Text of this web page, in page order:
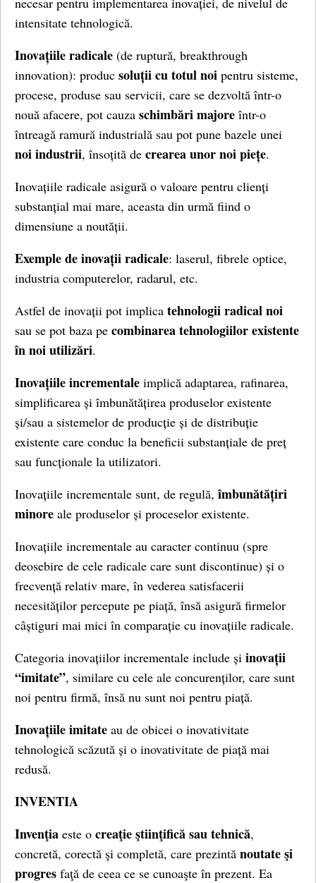
intensitate tehnologică.
Inovațiile radicale (de ruptură, breakthrough
innovation): produc soluții cu totul noi pentru sisteme,
procese, produse sau servicii, care se dezvoltă într-o
nouă afacere, pot cauza schimbări majore într-o
întreagă ramură industrială sau pot pune bazele unei
noi industrii, însoțită de crearea unor noi piețe.
Inovațiile radicale asigură o valoare pentru clienți
substanțial mai mare, aceasta din urmă fiind o
dimensiune a noutății.
Exemple de inovații radicale: laserul, fibrele optice,
industria computerelor, radarul, etc.
Astfel de inovații pot implica tehnologii radical noi
sau se pot baza pe combinarea tehnologiilor existente
în noi utilizări.
Inovațiile incrementale implică adaptarea, rafinarea,
simplificarea și îmbunătățirea produselor existente
și/sau a sistemelor de producție și de distribuție
existente care conduc la beneficii substanțiale de preț
sau funcționale la utilizatori.
Inovațiile incrementale sunt, de regulă,îmbunătățiri
minore ale produselor și proceselor existente.
Inovațiile incrementale au caracter continuu (spre
deosebire de cele radicale care sunt discontinue) și o
frecvență relativ mare, în vederea satisfacerii
necesităților percepute pe piață, însă asigură firmelor
câștiguri mai mici în comparație cu inovațiile radicale.
Categoria inovațiilor incrementale include și inovații
“imitate”, similare cu cele ale concurenților, care sunt
noi pentru firmă, însă nu sunt noi pentru piață.
Inovațiile imitate au de obicei o inovativitate
tehnologică scăzută și o inovativitate de piață mai
redusă.
INVENTIA
Invenţia este o creaţie ştiinţifică sau tehnică,
concretă, corectă şi completă, care prezintă noutate şi
progres faţă de ceea ce se cunoaşte în prezent. Ea